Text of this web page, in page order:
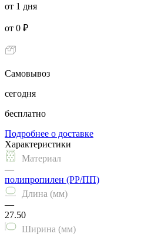
от 1 дня
от 0 ₽
Самовывоз
сегодня
бесплатно
Подробнее о доставке
Характеристики
Материал
—
полипропилен (PP/ПП)
Длина (мм)
—
27.50
Ширина (мм)